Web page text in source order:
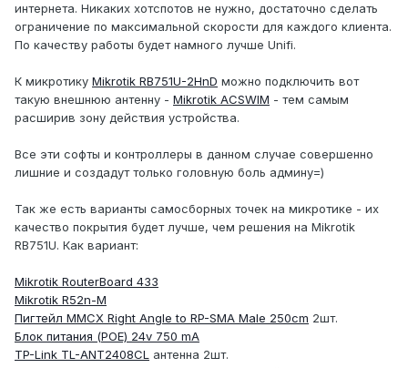
интернета. Никаких хотспотов не нужно, достаточно сделать
ограничение по максимальной скорости для каждого клиента.
По качеству работы будет намного лучше Unifi.
К микротику Mikrotik RB751U-2HnD можно подключить вот
такую внешнюю антенну - Mikrotik ACSWIM - тем самым
расширив зону действия устройства.
Все эти софты и контроллеры в данном случае совершенно
лишние и создадут только головную боль админу=)
Так же есть варианты самосборных точек на микротике - их
качество покрытия будет лучше, чем решения на Mikrotik
RB751U. Как вариант:
Mikrotik RouterBoard 433
Mikrotik R52n-M
Пигтейл MMCX Right Angle to RP-SMA Male 250cm 2шт.
Блок питания (POE) 24v 750 mA
TP-Link TL-ANT2408СL антенна 2шт.